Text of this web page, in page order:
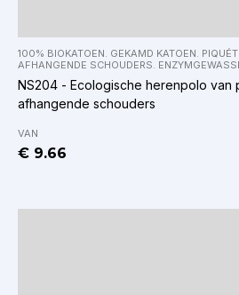
100% BIOKATOEN. GEKAMD KATOEN.
AFHANGENDE SCHOUDERS.
NS204 - Ecologische herenpolo van
afhangende schouders
VAN
€ 9.66